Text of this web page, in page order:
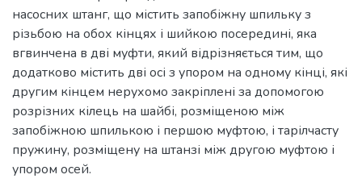
насосних штанг, що містить запобіжну шпильку з
різьбою на обох кінцях і шийкою посередині, яка
вгвинчена в дві муфти, який відрізняється тим, що
додатково містить дві осі з упором на одному кінці, які
другим кінцем нерухомо закріплені за допомогою
розрізних кілець на шайбі, розміщеною між
запобіжною шпилькою і першою муфтою, і тарілчасту
пружину, розміщену на штанзі між другою муфтою і
упором осей.